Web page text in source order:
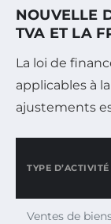
NOUVELLE
TVA ET LA
La loi de
applicables à
ajustements
TYPE D’ACTIVITÉ
Ventes de